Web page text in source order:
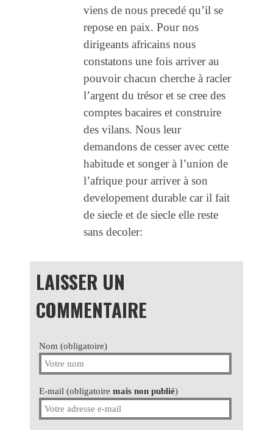
viens de nous precedé qu’il se
repose en paix. Pour nos
dirigeants africains nous
constatons une fois arriver au
pouvoir chacun cherche à racler
l’argent du trésor et se cree des
comptes bacaires et construire
des vilans. Nous leur
demandons de cesser avec cette
habitude et songer à l’union de
l’afrique pour arriver à son
developement durable car il fait
de siecle et de siecle elle reste
sans decoler:
LAISSER UN
COMMENTAIRE
Nom (obligatoire)
E-mail (obligatoire mais non publié)